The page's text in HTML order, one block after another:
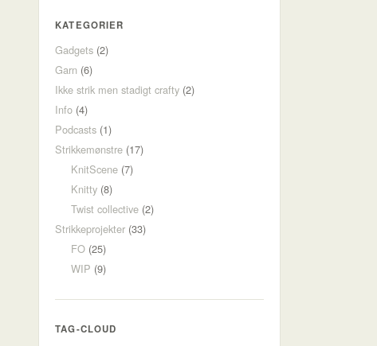
KATEGORIER
Gadgets (2)
Garn (6)
Ikke strik men stadigt crafty (2)
Info (4)
Podcasts (1)
Strikkemønstre (17)
KnitScene (7)
Knitty (8)
Twist collective (2)
Strikkeprojekter (33)
FO (25)
WIP (9)
TAG-CLOUD